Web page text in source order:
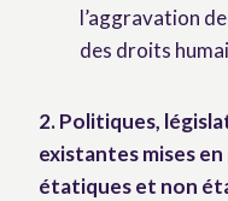
l’aggravation
des droits
2. Politiques,
existantes mises
étatiques et non